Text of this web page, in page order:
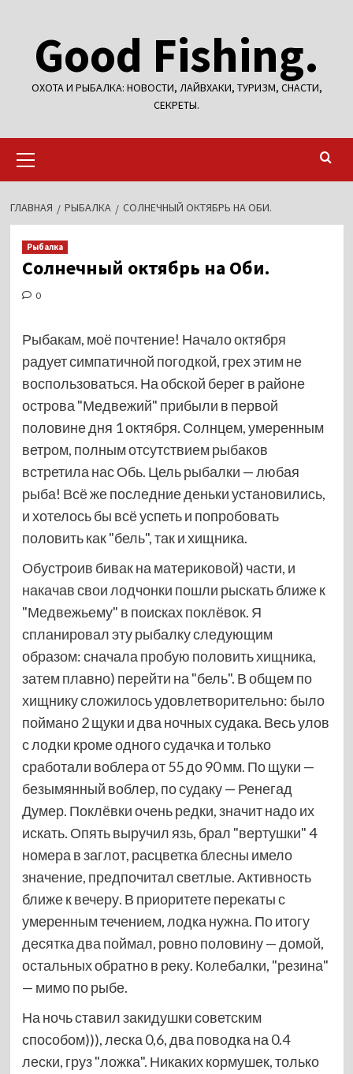
содержимому
Good Fishing.
ОХОТА И РЫБАЛКА: НОВОСТИ, ЛАЙВХАКИ, ТУРИЗМ, СНАСТИ,
СЕКРЕТЫ.
меню
ГЛАВНАЯ РЫБАЛКА СОЛНЕЧНЫЙ ОКТЯБРЬ НА ОБИ.
Рыбалка
Солнечный октябрь на Оби.
0
Рыбакам, моё почтение! Начало октября
радует симпатичной погодкой, грех этим не
воспользоваться. На обской берег в районе
острова "Медвежий" прибыли в первой
половине дня 1 октября. Солнцем, умеренным
ветром, полным отсутствием рыбаков
встретила нас Обь. Цель рыбалки — любая
рыба! Всё же последние деньки установились,
и хотелось бы всё успеть и попробовать
половить как "бель", так и хищника.
Обустроив бивак на материковой) части, и
накачав свои лодчонки пошли рыскать ближе к
"Медвежьему" в поисках поклёвок. Я
спланировал эту рыбалку следующим
образом: сначала пробую половить хищника,
затем плавно) перейти на "бель". В общем по
хищнику сложилось удовлетворительно: было
поймано 2 щуки и два ночных судака. Весь улов
с лодки кроме одного судачка и только
сработали воблера от 55 до 90 мм. По щуки —
безымянный воблер, по судаку — Ренегад
Думер. Поклёвки очень редки, значит надо их
искать. Опять выручил язь, брал "вертушки" 4
номера в заглот, расцветка блесны имело
значение, предпочитал светлые. Активность
ближе к вечеру. В приоритете перекаты с
умеренным течением, лодка нужна. По итогу
десятка два поймал, ровно половину — домой,
остальных обратно в реку. Колебалки, "резина"
— мимо по рыбе.
На ночь ставил закидушки советским
способом))), леска 0,6, два поводка на 0.4
лески, груз "ложка". Никаких кормушек, только